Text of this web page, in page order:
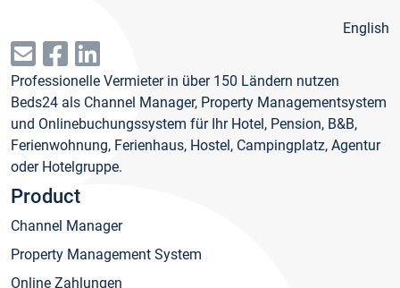
English
Professionelle Vermieter in über 150 Ländern nutzen
Beds24 als Channel Manager, Property Managementsystem
und Onlinebuchungssystem für Ihr Hotel, Pension, B&B,
Ferienwohnung, Ferienhaus, Hostel, Campingplatz, Agentur
oder Hotelgruppe.
Product
Channel Manager
Property Management System
Online Zahlungen